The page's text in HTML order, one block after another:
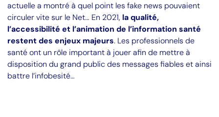
actuelle a montré à quel point les fake news pouvaient
circuler vite sur le Net… En 2021, la qualité,
l’accessibilité et l’animation de l’information santé
restent des enjeux majeurs. Les professionnels de
santé ont un rôle important à jouer afin de mettre à
disposition du grand public des messages fiables et ainsi
battre l’infobesité…